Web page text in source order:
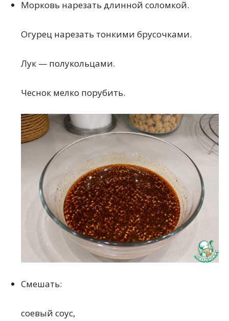
Морковь нарезать длинной соломкой.
Огурец нарезать тонкими брусочками.
Лук — полукольцами.
Чеснок мелко порубить.
Смешать:
соевый соус,